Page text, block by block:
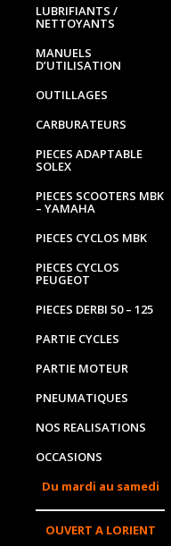
LUBRIFIANTS /
NETTOYANTS
MANUELS
D’UTILISATION
OUTILLAGES
CARBURATEURS
PIECES ADAPTABLE
SOLEX
PIECES SCOOTERS MBK
– YAMAHA
PIECES CYCLOS MBK
PIECES CYCLOS
PEUGEOT
PIECES DERBI 50 – 125
PARTIE CYCLES
PARTIE MOTEUR
PNEUMATIQUES
NOS REALISATIONS
OCCASIONS
Du mardi au samedi
OUVERT A LORIENT